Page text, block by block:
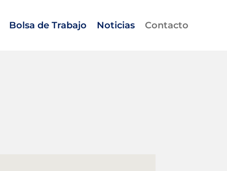
Bolsa de Trabajo Noticias Contacto